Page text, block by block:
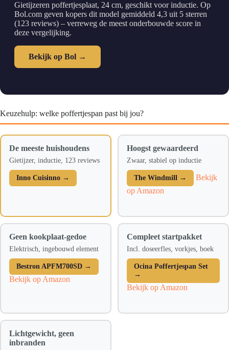
Gietijzeren poffertjesplaat, 24 cm, geschikt voor inductie. Op
Bol.com geven kopers dit model gemiddeld 4,3 uit 5 sterren
(123 reviews) – verreweg de meest onderbouwde score in
deze vergelijking.
Bekijk op Bol →
Keuzehulp: welke poffertjespan past bij jou?
De meeste huishoudens
Gietijzer, inductie, 123 reviews
Inno Cuisinno →
Hoogst gewaardeerd
Zwaar, stabiel op inductie
The Windmill →
Bekijk
op Amazon
Geen kookplaat-gedoe
Elektrisch, ingebouwd element
Bestron APFM700SD →
Bekijk op Amazon
Compleet startpakket
Incl. doseerfles, vorkjes, boek
Ocina Poffertjespan Set
→
Bekijk op Amazon
Lichtgewicht, geen
inbranden